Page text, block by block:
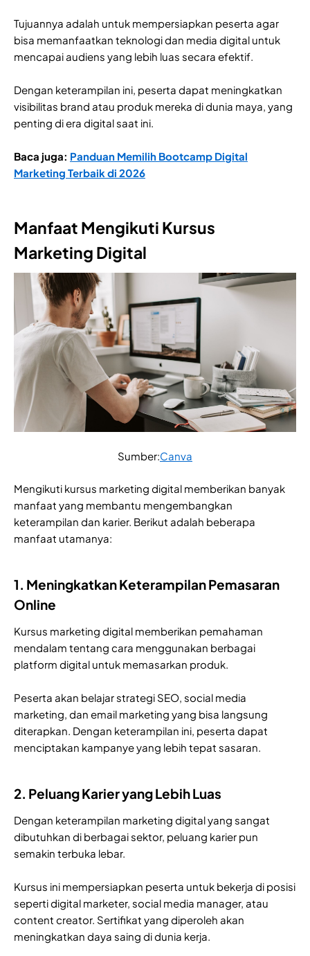
Tujuannya adalah untuk mempersiapkan peserta agar
bisa memanfaatkan teknologi dan media digital untuk
mencapai audiens yang lebih luas secara efektif.
Dengan keterampilan ini, peserta dapat meningkatkan
visibilitas brand atau produk mereka di dunia maya, yang
penting di era digital saat ini.
Baca juga: Panduan Memilih Bootcamp Digital
Marketing Terbaik di 2026
Manfaat Mengikuti Kursus
Marketing Digital
Sumber:Canva
Mengikuti kursus marketing digital memberikan banyak
manfaat yang membantu mengembangkan
keterampilan dan karier. Berikut adalah beberapa
manfaat utamanya:
1. Meningkatkan Keterampilan Pemasaran
Online
Kursus marketing digital memberikan pemahaman
mendalam tentang cara menggunakan berbagai
platform digital untuk memasarkan produk.
Peserta akan belajar strategi SEO, social media
marketing, dan email marketing yang bisa langsung
diterapkan. Dengan keterampilan ini, peserta dapat
menciptakan kampanye yang lebih tepat sasaran.
2. Peluang Karier yang Lebih Luas
Dengan keterampilan marketing digital yang sangat
dibutuhkan di berbagai sektor, peluang karier pun
semakin terbuka lebar.
Kursus ini mempersiapkan peserta untuk bekerja di posisi
seperti digital marketer, social media manager, atau
content creator. Sertifikat yang diperoleh akan
meningkatkan daya saing di dunia kerja.